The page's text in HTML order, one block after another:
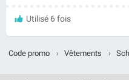
Utilisé 6 fois
Code promo › Vêtements ›